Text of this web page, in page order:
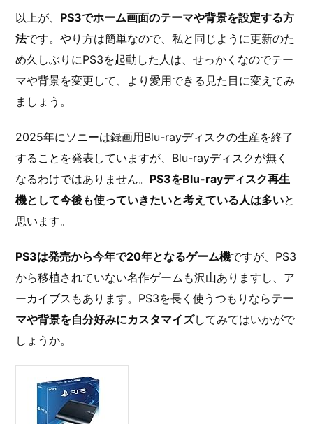
以上が、 PS3でホーム画面のテーマや背景を設定する方
法です。やり方は簡単なので、私と同じように更新のた
め久しぶりにPS3を起動した人は、せっかくなのでテー
マや背景を変更して、より愛用できる見た目に変えてみ
ましょう。
2025年にソニーは録画用Blu-rayディスクの生産を終了
することを発表していますが、Blu-rayディスクが無く
なるわけではありません。 PS3をBlu-rayディスク再生
機として今後も使っていきたいと考えている人は多いと
思います。
PS3は発売から今年で20年となるゲーム機ですが、PS3
から移植されていない名作ゲームも沢山ありますし、ア
ーカイブスもあります。PS3を長く使うつもりならテー
マや背景を自分好みにカスタマイズしてみてはいかがで
しょうか。